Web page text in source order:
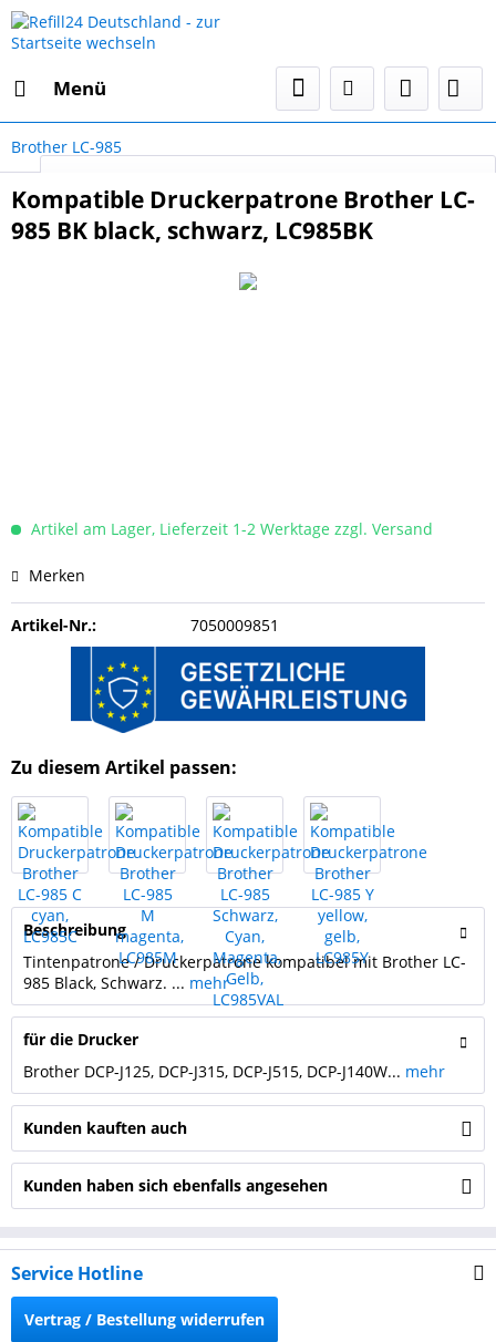
Menü
Brother LC-985
Kompatible Druckerpatrone Brother LC-
985 BK black, schwarz, LC985BK
Artikel am Lager, Lieferzeit 1-2 Werktage zzgl. Versand
Merken
Artikel-Nr.: 7050009851
Zu diesem Artikel passen:
Beschreibung
Tintenpatrone / Druckerpatrone kompatibel mit Brother LC-
985 Black, Schwarz. ... mehr
für die Drucker
Brother DCP-J125, DCP-J315, DCP-J515, DCP-J140W... mehr
Kunden kauften auch
Kunden haben sich ebenfalls angesehen
Service Hotline
Vertrag / Bestellung widerrufen